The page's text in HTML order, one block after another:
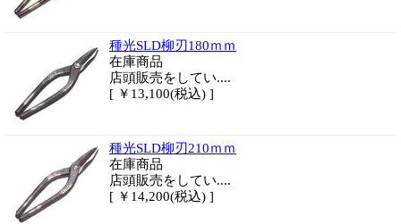
種光SLD柳刃180ｍｍ
在庫商品
店頭販売をしてい....
[ ￥13,100(税込) ]
種光SLD柳刃210ｍｍ
在庫商品
店頭販売をしてい....
[ ￥14,200(税込) ]